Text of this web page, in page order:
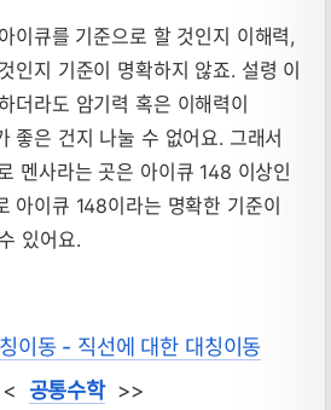
이큐를 기준으로 할 것인지 이해력,
인지 기준이 명확하지 않죠. 설령 이
더라도 암기력 혹은 이해력이
좋은 건지 나눌 수 없어요. 그래서
멘사라는 곳은 아이큐 148 이상인
아이큐 148이라는 명확한 기준이
있어요.
이동 - 직선에 대한 대칭이동
공통수학>>